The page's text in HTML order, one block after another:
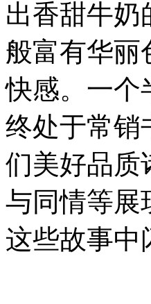
出香甜牛
般富有华丽
快感。一个
终处于常销
们美好品质
与同情等展
这些故事中